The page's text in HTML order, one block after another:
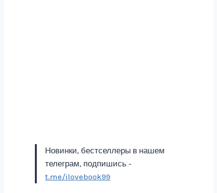
Новинки, бестселлеры в нашем
телеграм, подпишись -
t.me/ilovebook99